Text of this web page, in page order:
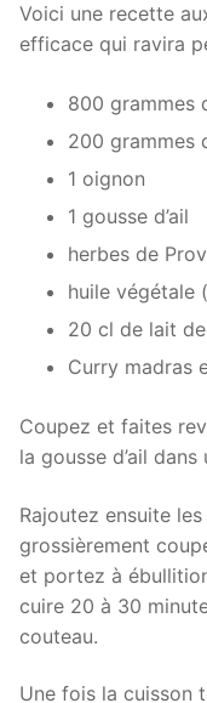
Voici une recette
efficace qui ravira
800 grammes
200 grammes
1 oignon
1 gousse d’ail
herbes de
huile végétale
20 cl de lait
Curry madras
Coupez et faites
la gousse d’ail
Rajoutez ensuite
grossièrement
et portez à
cuire 20 à 30
couteau.
Une fois la cuisson